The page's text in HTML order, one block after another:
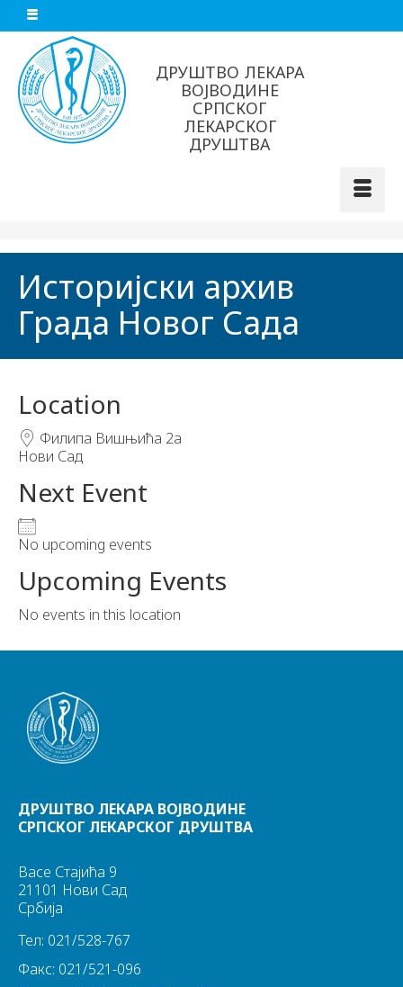
ДРУШТВО ЛЕКАРА
ВОЈВОДИНЕ
СРПСКОГ
ЛЕКАРСКОГ
ДРУШТВА
Историјски архив
Града Новог Сада
Location
Филипа Вишњића 2а
Нови Сад
Next Event
No upcoming events
Upcoming Events
No events in this location
ДРУШТВО ЛЕКАРА ВОЈВОДИНЕ
СРПСКОГ ЛЕКАРСКОГ ДРУШТВА
Васе Стајића 9
21101 Нови Сад
Србија
Тел: 021/528-767
Факс: 021/521-096